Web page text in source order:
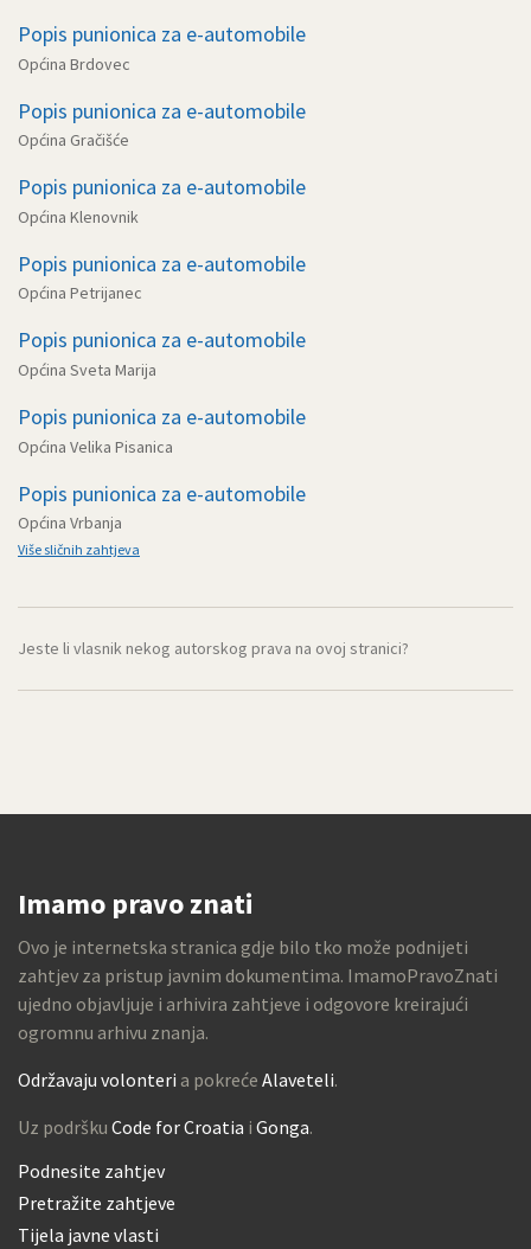
Popis punionica za e-automobile
Općina Brdovec
Popis punionica za e-automobile
Općina Gračišće
Popis punionica za e-automobile
Općina Klenovnik
Popis punionica za e-automobile
Općina Petrijanec
Popis punionica za e-automobile
Općina Sveta Marija
Popis punionica za e-automobile
Općina Velika Pisanica
Popis punionica za e-automobile
Općina Vrbanja
Više sličnih zahtjeva
Jeste li vlasnik nekog autorskog prava na ovoj stranici?
Imamo pravo znati
Ovo je internetska stranica gdje bilo tko može podnijeti
zahtjev za pristup javnim dokumentima. ImamoPravoZnati
ujedno objavljuje i arhivira zahtjeve i odgovore kreirajući
ogromnu arhivu znanja.
Održavaju volonteri a pokreće Alaveteli.
Uz podršku Code for Croatia i Gonga.
Podnesite zahtjev
Pretražite zahtjeve
Tijela javne vlasti